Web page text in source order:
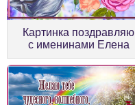
Картинка поздравляю
с именинами Елена